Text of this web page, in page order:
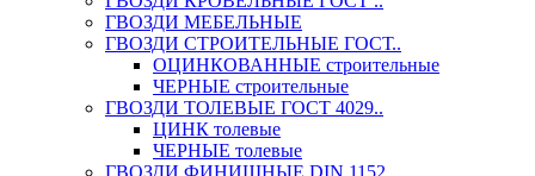
ГВОЗДИ МЕБЕЛЬНЫЕ
ГВОЗДИ СТРОИТЕЛЬНЫЕ ГОСТ..
ОЦИНКОВАННЫЕ строительные
ЧЕРНЫЕ строительные
ГВОЗДИ ТОЛЕВЫЕ ГОСТ 4029..
ЦИНК толевые
ЧЕРНЫЕ толевые
ГВОЗДИ ФИНИШНЫЕ DIN 1152